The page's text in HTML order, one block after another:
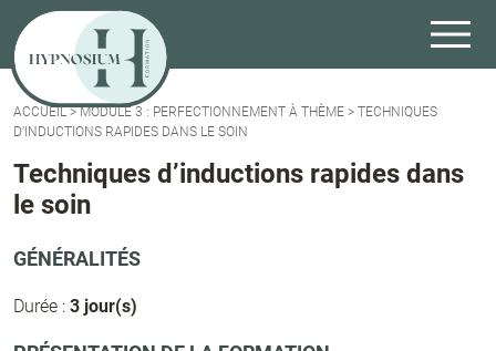
ACCUEIL>MODULE 3 : PERFECTIONNEMENT À THÈME > TECHNIQUES
D’INDUCTIONS RAPIDES DANS LE SOIN
Techniques d’inductions rapides dans
le soin
GÉNÉRALITÉS
Durée : 3 jour(s)